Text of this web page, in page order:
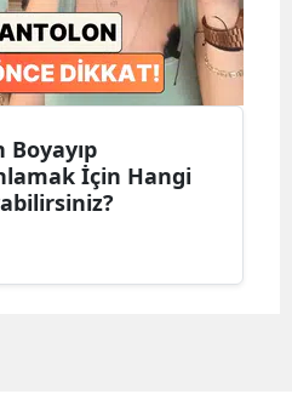
Boyayıp
İçin Hangi